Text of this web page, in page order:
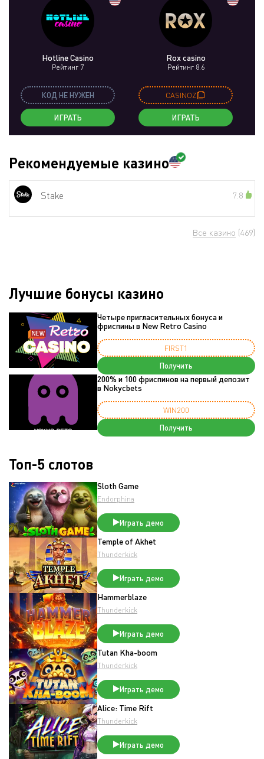
Hotline Casino
Рейтинг 7
КОД НЕ НУЖЕН
ИГРАТЬ
Rox casino
Рейтинг 8.6
CASINOZ
ИГРАТЬ
Рекомендуемые казино
Stake 7.8
Все казино (469)
Лучшие бонусы казино
Четыре пригласительных бонуса и
фриспины в New Retro Casino
FIRST1
Получить
200% и 100 фриспинов на первый депозит
в Nokycbets
WIN200
Получить
Топ-5 слотов
Sloth Game
Endorphina
Играть демо
Temple of Akhet
Thunderkick
Играть демо
Hammerblaze
Thunderkick
Играть демо
Tutan Kha-boom
Thunderkick
Играть демо
Alice: Time Rift
Thunderkick
Играть демо